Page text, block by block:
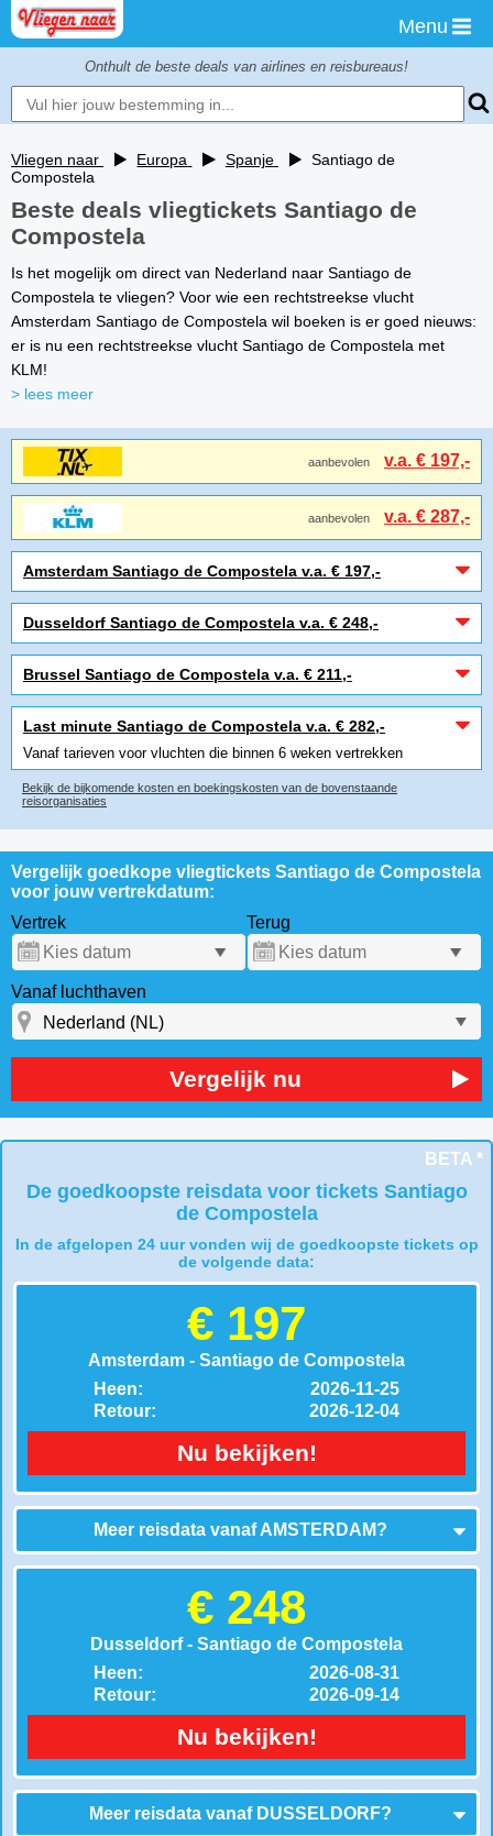
Menu
Onthult de beste deals van airlines en reisbureaus!
Vliegen naar Europa Spanje
Santiago de
Compostela
Beste deals vliegtickets Santiago de
Compostela
Is het mogelijk om direct van Nederland naar Santiago de
Compostela te vliegen? Voor wie een rechtstreekse vlucht
Amsterdam Santiago de Compostela wil boeken is er goed nieuws:
er is nu een rechtstreekse vlucht Santiago de Compostela met
KLM!
> lees meer
aanbevolen v.a. € 197,-
aanbevolen v.a. € 287,-
Amsterdam Santiago de Compostela v.a. € 197,-
Dusseldorf Santiago de Compostela v.a. € 248,-
Brussel Santiago de Compostela v.a. € 211,-
Last minute Santiago de Compostela v.a. € 282,-
Vanaf tarieven voor vluchten die binnen 6 weken vertrekken
Bekijk de bijkomende kosten en boekingskosten van de bovenstaande
reisorganisaties
Vergelijk goedkope vliegtickets Santiago de Compostela
voor jouw vertrekdatum:
Vertrek
Terug
Vanaf luchthaven
Vergelijk nu
BETA *
De goedkoopste reisdata voor tickets Santiago
de Compostela
In de afgelopen 24 uur vonden wij de goedkoopste tickets op
de volgende data:
€ 197
Amsterdam - Santiago de Compostela
Heen:
Retour:
2026-11-25
2026-12-04
Nu bekijken!
Meer reisdata vanafAMSTERDAM?
€ 248
Dusseldorf - Santiago de Compostela
Heen:
Retour:
2026-08-31
2026-09-14
Nu bekijken!
Meer reisdata vanaf DUSSELDORF?